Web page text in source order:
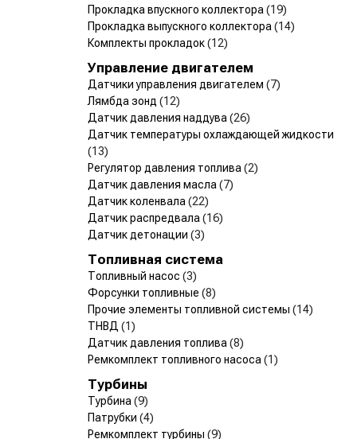
Прокладка впускного коллектора (19)
Прокладка выпускного коллектора (14)
Комплекты прокладок(12)
Управление двигателем
Датчики управления двигателем (7)
Лямбда зонд (12)
Датчик давления наддува (26)
Датчик температуры охлаждающей жидкости
(13)
Регулятор давления топлива (2)
Датчик давления масла (7)
Датчик коленвала (22)
Датчик распредвала (16)
Датчик детонации (3)
Топливная система
Топливный насос (3)
Форсунки топливные (8)
Прочие элементы топливной системы (14)
ТНВД (1)
Датчик давления топлива (8)
Ремкомплект топливного насоса (1)
Турбины
Турбина (9)
Патрубки (4)
Ремкомплект турбины (9)